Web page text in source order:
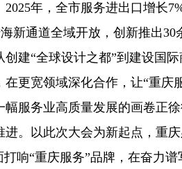
2025年，全市服务进出口增长
新通道全域开放，创新推出
创建“全球设计之都”到建设国
更宽领域深化合作，让“重庆
幅服务业高质量发展的画卷正
。以此次大会为新起点，重
打响“重庆服务”品牌，在奋力